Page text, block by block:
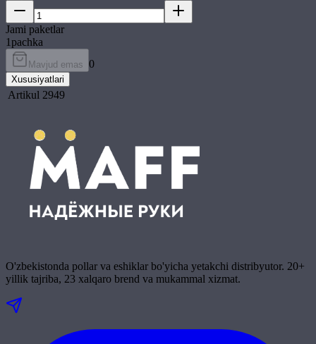
Jami paketlar
1pachka
Mavjud emas 0
Xususiyatlari
Artikul 2949
O'zbekistonda pollar va eshiklar bo'yicha yetakchi distribyutor. 20+
yillik tajriba, 23 xalqaro brend va mukammal xizmat.